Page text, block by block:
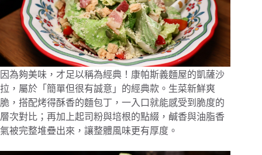
因為夠美味，才足以稱為經典！康帕斯義麵屋的凱薩沙
拉，屬於「簡單但很有誠意」的經典款。生菜新鮮爽
脆，搭配烤得酥香的麵包丁，一入口就能感受到脆度的
層次對比；再加上起司粉與培根的點綴，鹹香與油脂香
氣被完整堆疊出來，讓整體風味更有厚度。